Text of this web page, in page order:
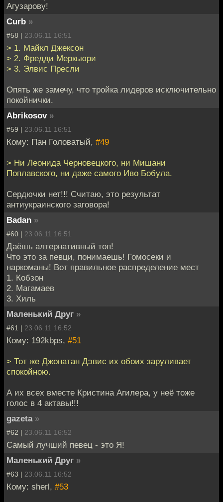
Агузарову!
Curb »
#58 | 23.06.11 16:51
> 1. Майкл Джексон
> 2. Фредди Меркьюри
> 3. Элвис Пресли
Опять же замечу, что тройка лидеров исключительно
покойнички.
Abrikosov »
#59 | 23.06.11 16:51
Кому: Пан Головатый, #49
> Ни Леонида Черновецкого, ни Мишани
Поплавского, ни даже самого Иво Бобула.
Сердючки нет!!! Считаю, это результат
антиукраинского заговора!
Badan »
#60 | 23.06.11 16:51
Даёшь алтернативный топ!
Что это за певци, понимаешь! Гомосеки и
наркоманы! Вот правильное распределение мест
1. Кобзон
2. Магамаев
3. Хиль
Маленький Друг »
#61 | 23.06.11 16:52
Кому: 192kbps, #51
> Тот же Джонатан Дэвис их обоих заруливает
спокойною.
А их всех вместе Кристина Агилера, у неё тоже
голос в 4 актавы!!!
gazeta »
#62 | 23.06.11 16:52
Самый лучший певец - это Я!
Маленький Друг »
#63 | 23.06.11 16:52
Кому: sherl, #53